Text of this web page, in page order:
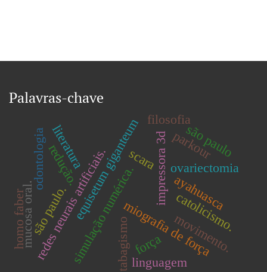
Palavras-chave
impressora 3d
scara
simulação numérica.
equisetum giganteum ovariectomia
miografia de força
redes neurais artificiais. ayahuasca
tabagismo
redução.
força movimento.
odontologia
mucosa oral.
parkour
são paulo.
literatura
filosofia
catolicismo.
são paulo
homo faber
linguagem